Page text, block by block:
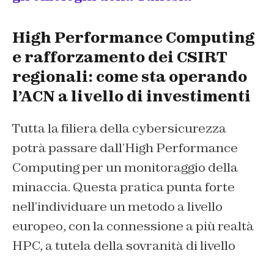
High Performance Computing
e rafforzamento dei CSIRT
regionali: come sta operando
l’ACN a livello di investimenti
Tutta la filiera della cybersicurezza
potrà passare dall’High Performance
Computing per un monitoraggio della
minaccia. Questa pratica punta forte
nell’individuare un metodo a livello
europeo, con la connessione a più realtà
HPC, a tutela della sovranità di livello